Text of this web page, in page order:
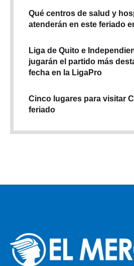
Qué centros de salud y
atenderán en este feriado
Liga de Quito e
jugarán el partido más
fecha en la LigaPro
Cinco lugares para visitar
feriado